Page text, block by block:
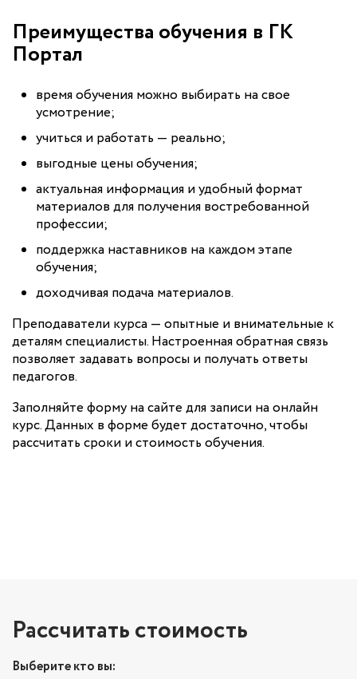
Преимущества обучения в ГК
Портал
время обучения можно выбирать на свое
усмотрение;
учиться и работать — реально;
выгодные цены обучения;
актуальная информация и удобный формат
материалов для получения востребованной
профессии;
поддержка наставников на каждом этапе
обучения;
доходчивая подача материалов.
Преподаватели курса — опытные и внимательные к
деталям специалисты. Настроенная обратная связь
позволяет задавать вопросы и получать ответы
педагогов.
Заполняйте форму на сайте для записи на онлайн
курс. Данных в форме будет достаточно, чтобы
рассчитать сроки и стоимость обучения.
Рассчитать стоимость
Выберите кто вы: